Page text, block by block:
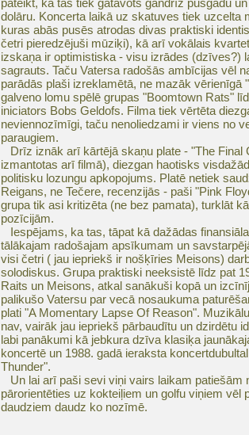
pateikt, ka tas tiek gatavots gandrīz pusgadu
dolāru. Koncerta laikā uz skatuves tiek uzcelta
kuras abās pusēs atrodas divas praktiski
četri pieredzējuši mūziķi), kā arī vokālais
izskaņa ir optimistiska - visu izrādes (dzīves?)
sagrauts. Taču Vatersa radošās ambīcijas vēl
parādās plaši izreklamētā, ne mazāk vērienīgā
galveno lomu spēlē grupas "Boomtown Rats"
iniciators Bobs Geldofs. Filma tiek vērtēta
neviennozīmīgi, taču nenoliedzami ir viens no
paraugiem.
Drīz iznāk arī kārtējā skaņu plate - "The Final
izmantotas arī filmā), diezgan haotisks
politisku lozungu apkopojums. Platē netiek
Reigans, ne Tečere, recenzijās - paši "Pink
grupa tik asi kritizēta (ne bez pamata), turklāt
pozīcijām.
Iespējams, ka tas, tāpat kā dažādas
tālākajam radošajam apsīkumam un
visi četri ( jau iepriekš ir nošķīries Meisons)
solodiskus. Grupa praktiski neeksistē līdz pat
Raits un Meisons, atkal sanākuši kopā un
palikušo Vatersu par vecā nosaukuma
plati "A Momentary Lapse Of Reason".
nav, vairāk jau iepriekš pārbaudītu un dzirdētu
labi panākumi kā jebkura dzīva klasiķa
koncertē un 1988. gadā ieraksta
Thunder".
Un lai arī paši sevi viņi vairs laikam patiešām
pārorientēties uz kokteiļiem un golfu viņiem vēl
daudziem daudz ko nozīmē.